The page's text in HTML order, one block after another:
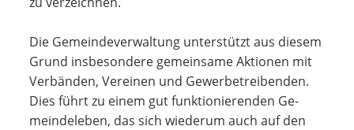
Die Gemeindeverwaltung unterstützt aus die­sem
Grund insbeson­dere ge­meinsame Aktio­nen mit
Verbänden, Ver­einen und Gewerbe­treiben­den.
Dies führt zu einem gut funktionierenden Ge­
mein­deleben, das sich wiederum auch auf den